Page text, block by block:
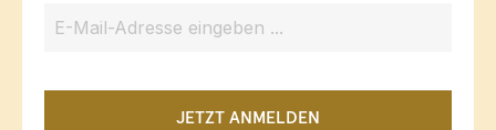
JETZT ANMELDEN